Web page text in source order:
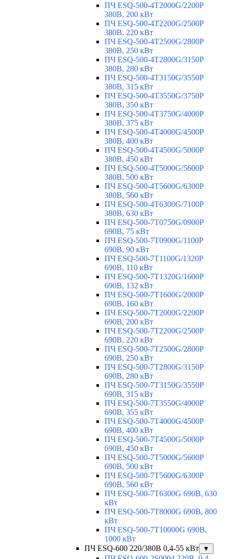
ПЧ ESQ-500-4T2000G/2200P
380В, 200 кВт
ПЧ ESQ-500-4T2200G/2500P
380В, 220 кВт
ПЧ ESQ-500-4T2500G/2800P
380В, 250 кВт
ПЧ ESQ-500-4T2800G/3150P
380В, 280 кВт
ПЧ ESQ-500-4T3150G/3550P
380В, 315 кВт
ПЧ ESQ-500-4T3550G/3750P
380В, 350 кВт
ПЧ ESQ-500-4T3750G/4000P
380В, 375 кВт
ПЧ ESQ-500-4T4000G/4500P
380В, 400 кВт
ПЧ ESQ-500-4T4500G/5000P
380В, 450 кВт
ПЧ ESQ-500-4T5000G/5600P
380В, 500 кВт
ПЧ ESQ-500-4T5600G/6300P
380В, 560 кВт
ПЧ ESQ-500-4T6300G/7100P
380В, 630 кВт
ПЧ ESQ-500-7T0750G/0900P
690В, 75 кВт
ПЧ ESQ-500-7T0900G/1100P
690В, 90 кВт
ПЧ ESQ-500-7T1100G/1320P
690В, 110 кВт
ПЧ ESQ-500-7T1320G/1600P
690В, 132 кВт
ПЧ ESQ-500-7T1600G/2000P
690В, 160 кВт
ПЧ ESQ-500-7T2000G/2200P
690В, 200 кВт
ПЧ ESQ-500-7T2200G/2500P
690В, 220 кВт
ПЧ ESQ-500-7T2500G/2800P
690В, 250 кВт
ПЧ ESQ-500-7T2800G/3150P
690В, 280 кВт
ПЧ ESQ-500-7T3150G/3550P
690В, 315 кВт
ПЧ ESQ-500-7T3550G/4000P
690В, 355 кВт
ПЧ ESQ-500-7T4000G/4500P
690В, 400 кВт
ПЧ ESQ-500-7T4500G/5000P
690В, 450 кВт
ПЧ ESQ-500-7T5000G/5600P
690В, 500 кВт
ПЧ ESQ-500-7T5600G/6300P
690В, 560 кВт
ПЧ ESQ-500-7T6300G 690В, 630
кВт
ПЧ ESQ-500-7T8000G 690В, 800
кВт
ПЧ ESQ-500-7T10000G 690В,
1000 кВт
ПЧ ESQ-600 220/380В 0,4-55 кВт
▼